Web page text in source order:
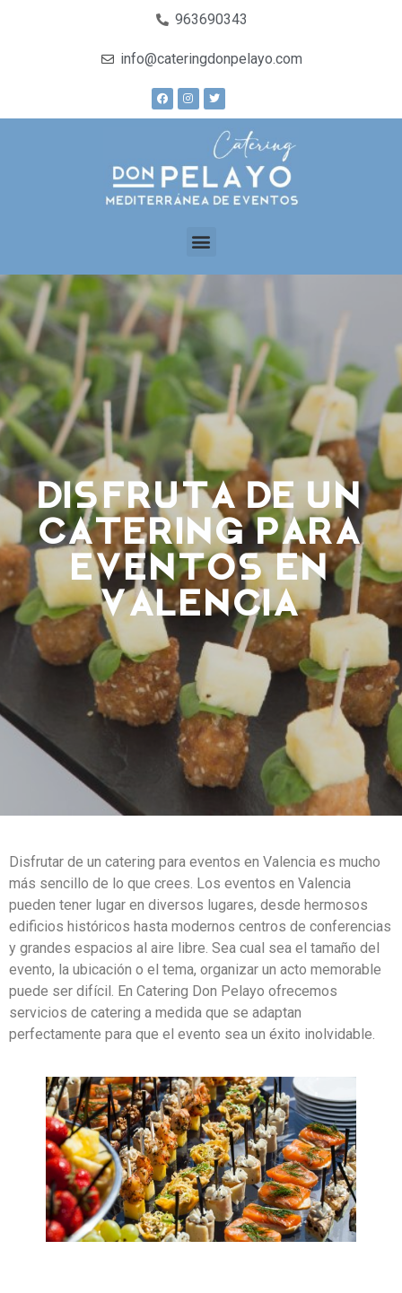
963690343
info@cateringdonpelayo.com
Disfruta de un
catering para
eventos en
Valencia
Disfrutar de un catering para eventos en Valencia es mucho
más sencillo de lo que crees. Los eventos en Valencia
pueden tener lugar en diversos lugares, desde hermosos
edificios históricos hasta modernos centros de conferencias
y grandes espacios al aire libre. Sea cual sea el tamaño del
evento, la ubicación o el tema, organizar un acto memorable
puede ser difícil. En Catering Don Pelayo ofrecemos
servicios de catering a medida que se adaptan
perfectamente para que el evento sea un éxito inolvidable.